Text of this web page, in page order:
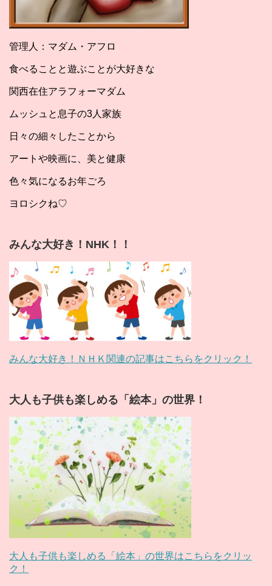
管理人：マダム・アフロ
食べることと遊ぶことが大好きな
関西在住アラフォーマダム
ムッシュと息子の3人家族
日々の細々したことから
アートや映画に、美と健康
色々気になるお年ごろ
ヨロシクね♡
みんな大好き！NHK！！
みんな大好き！ＮＨＫ関連の記事はこちらをクリック！
大人も子供も楽しめる「絵本」の世界！
大人も子供も楽しめる「絵本」の世界はこちらをクリッ
ク！